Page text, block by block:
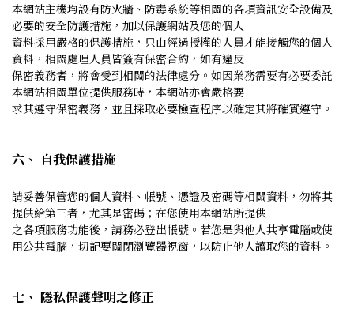
本網站主機均設有防火牆、防毒系統等相關的各項資訊安全設備及
必要的安全防護措施，加以保護網站及您的個人
資料採用嚴格的保護措施，只由經過授權的人員才能接觸您的個人
資料，相關處理人員皆簽有保密合約，如有違反
保密義務者，將會受到相關的法律處分。如因業務需要有必要委託
本網站相關單位提供服務時，本網站亦會嚴格要
求其遵守保密義務，並且採取必要檢查程序以確定其將確實遵守。
六、 自我保護措施
請妥善保管您的個人資料、帳號、憑證及密碼等相關資料，勿將其
提供給第三者，尤其是密碼；在您使用本網站所提供
之各項服務功能後，請務必登出帳號。若您是與他人共享電腦或使
用公共電腦，切記要關閉瀏覽器視窗，以防止他人讀取您的資料。
七、 隱私保護聲明之修正